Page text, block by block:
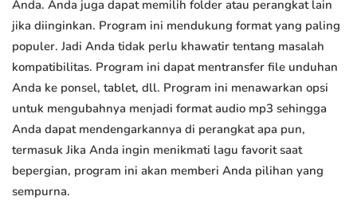
Anda. Anda juga dapat memilih folder atau perangkat lain
jika diinginkan. Program ini mendukung format yang paling
populer. Jadi Anda tidak perlu khawatir tentang masalah
kompatibilitas. Program ini dapat mentransfer file unduhan
Anda ke ponsel, tablet, dll. Program ini menawarkan opsi
untuk mengubahnya menjadi format audio mp3 sehingga
Anda dapat mendengarkannya di perangkat apa pun,
termasuk Jika Anda ingin menikmati lagu favorit saat
bepergian, program ini akan memberi Anda pilihan yang
sempurna.